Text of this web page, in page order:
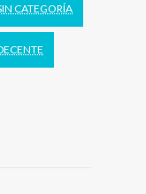
CATEGORÍA